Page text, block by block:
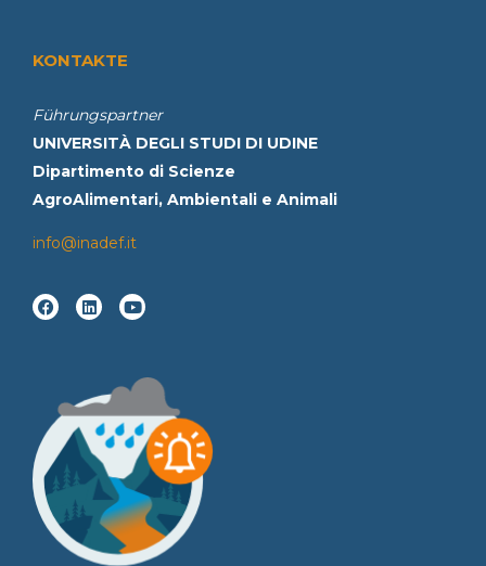
KONTAKTE
Führungspartner
UNIVERSITÀ DEGLI STUDI DI UDINE
Dipartimento di Scienze
AgroAlimentari, Ambientali e Animali
info@inadef.it
F
a
L
i
i
n
Y
o
b
e